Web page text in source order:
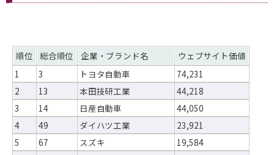
順位 総合順位 企業・ブランド名
ウェブサイト価値
1
3 トヨタ自動車
74,231
2
13 本田技研工業
44,218
3
14 日産自動車
44,050
4
49 ダイハツ工業
23,921
5
67 スズキ
19,584